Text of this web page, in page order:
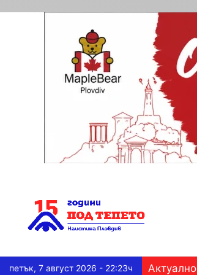
петък, 7 август 2026 - 22:23ч Актуално